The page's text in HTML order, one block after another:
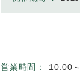
営業時間：
10:00